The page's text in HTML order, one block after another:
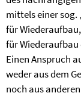
mittels einer
für
für
Einen Anspruch
weder aus dem
noch aus